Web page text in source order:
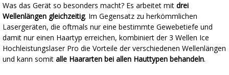
Was das Gerät so besonders macht? Es arbeitet mit drei
Wellenlängen gleichzeitig. Im Gegensatz zu herkömmlichen
Lasergeräten, die oftmals nur eine bestimmte Gewebetiefe und
damit nur einen Haartyp erreichen, kombiniert der 3 Wellen Ice
Hochleistungslaser Pro die Vorteile der verschiedenen Wellenlängen
und kann somit alle Haararten bei allen Hauttypen behandeln.